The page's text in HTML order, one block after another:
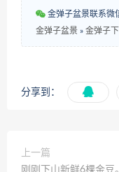
金弹子盆景联系微
金弹子盆景 » 金弹子
分享到：
上一篇